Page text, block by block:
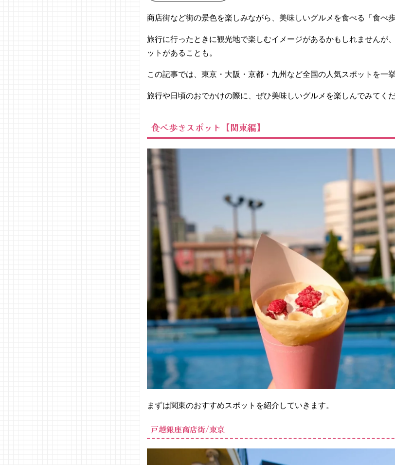
きスポット
− 戸越
銀座商
東京
地蔵通
京
− 新大
− 江の
島/神
奈川
− 小江
越/埼
玉
02. 食べ歩
きスポット
【関西編】
− 道頓
阪
ンタウ
ン/大
阪
− 嵐山
エリ
商店街など街の景色を楽しみながら、美味しいグルメを食べる「食べ歩
旅行に行ったときに観光地で楽しむイメージがあるかもしれませんが
ットがあることも。
この記事では、東京・大阪・京都・九州など全国の人気スポットを一
旅行や日頃のおでかけの際に、ぜひ美味しいグルメを楽しんでみてくだ
食べ歩きスポット【関東編】
まずは関東のおすすめスポットを紹介していきます。
戸越銀座商店街/東京